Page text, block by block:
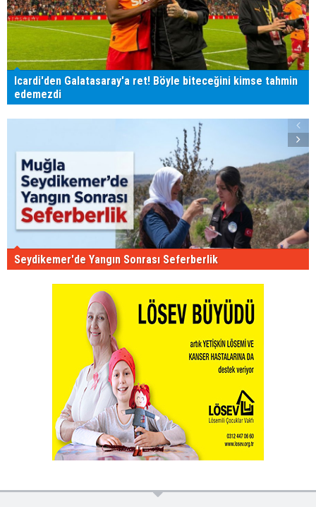
Icardi'den Galatasaray'a ret! Böyle biteceğini kimse tahmin
edemezdi
Seydikemer'de Yangın Sonrası Seferberlik